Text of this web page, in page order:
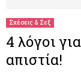
Σχέσεις & Σεξ
4 λόγοι
απιστία!